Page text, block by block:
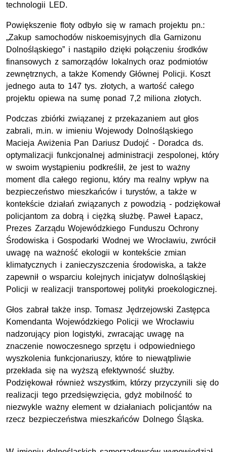
technologii LED.
Powiększenie floty odbyło się w ramach projektu pn.:
„Zakup samochodów niskoemisyjnych dla Garnizonu
Dolnośląskiego” i nastąpiło dzięki połączeniu środków
finansowych z samorządów lokalnych oraz podmiotów
zewnętrznych, a także Komendy Głównej Policji. Koszt
jednego auta to 147tys. złotych, a wartość całego
projektu opiewa na sumę ponad 7,2 miliona złotych.
Podczas zbiórki związanej z przekazaniem aut głos
zabrali, m.in.w imieniu Wojewody Dolnośląskiego
Macieja Awiżenia Pan Dariusz Dudojć - Doradca ds.
optymalizacji funkcjonalnej administracji zespolonej, który
w swoim wystąpieniu podkreślił, że jest to ważny
moment dla całego regionu, który ma realny wpływ na
bezpieczeństwo mieszkańców i turystów, a także w
kontekście działań związanych z powodzią - podziękował
policjantom za dobrą i ciężką służbę. Paweł Łapacz,
Prezes Zarządu Wojewódzkiego Funduszu Ochrony
Środowiska i Gospodarki Wodnej we Wrocławiu, zwrócił
uwagę na ważność ekologii w kontekście zmian
klimatycznych i zanieczyszczenia środowiska, a także
zapewnił o wsparciu kolejnych inicjatyw dolnośląskiej
Policji w realizacji transportowej polityki proekologicznej.
Głos zabrał także insp. Tomasz Jędrzejowski Zastępca
Komendanta Wojewódzkiego Policji we Wrocławiu
nadzorujący pion logistyki, zwracając uwagę na
znaczenie nowoczesnego sprzętu i odpowiedniego
wyszkolenia funkcjonariuszy, które to niewątpliwie
przekłada się na wyższą efektywność służby.
Podziękował również wszystkim, którzy przyczynili się do
realizacji tego przedsięwzięcia, gdyż mobilność to
niezwykle ważny element w działaniach policjantów na
rzecz bezpieczeństwa mieszkańców Dolnego Śląska.